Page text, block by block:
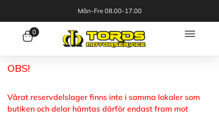
Mån-Fre 08.00-17.00
0
OBS!
Vårat reservdelslager finns inte i samma lokaler som
butiken och delar hämtas därför endast fram mot